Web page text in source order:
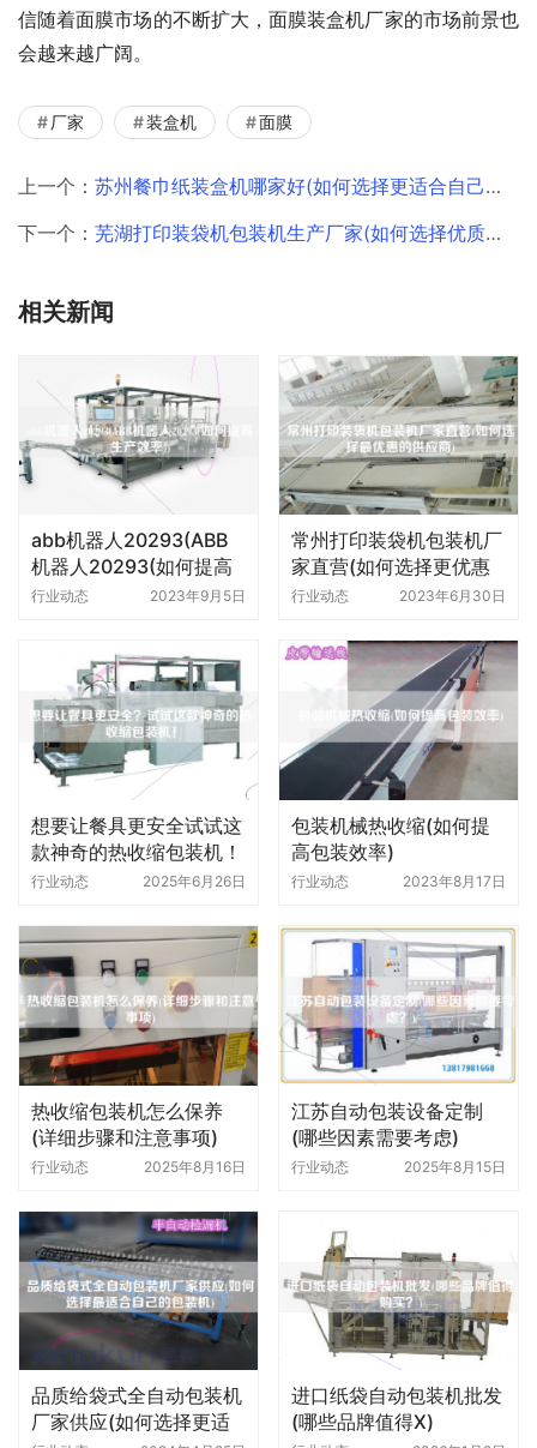
信随着面膜市场的不断扩大，面膜装盒机厂家的市场前景也
会越来越广阔。
厂家 装盒机 面膜
上一个： 苏州餐巾纸装盒机哪家好(如何选择更适合自己的品牌)
下一个： 芜湖打印装袋机包装机生产厂家(如何选择优质的包装机厂家)
相关新闻
abb机器人20293(ABB
机器人20293(如何提高
生产效率))
行业动态 2023年9月5日
常州打印装袋机包装机厂
家直营(如何选择更优惠
的供应商)
行业动态 2023年6月30日
想要让餐具更安全试试这
款神奇的热收缩包装机！
行业动态 2025年6月26日
包装机械热收缩(如何提
高包装效率)
行业动态 2023年8月17日
热收缩包装机怎么保养
(详细步骤和注意事项)
行业动态 2025年8月16日
江苏自动包装设备定制
(哪些因素需要考虑)
行业动态 2025年8月15日
品质给袋式全自动包装机
厂家供应(如何选择更适
进口纸袋自动包装机批发
(哪些品牌值得X)